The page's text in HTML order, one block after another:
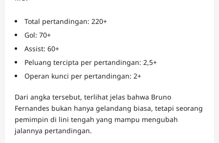
Total pertandingan: 220+
Gol: 70+
Assist: 60+
Peluang tercipta per pertandingan: 2,5+
Operan kunci per pertandingan: 2+
Dari angka tersebut, terlihat jelas bahwa Bruno
Fernandes bukan hanya gelandang biasa, tetapi seorang
pemimpin di lini tengah yang mampu mengubah
jalannya pertandingan.